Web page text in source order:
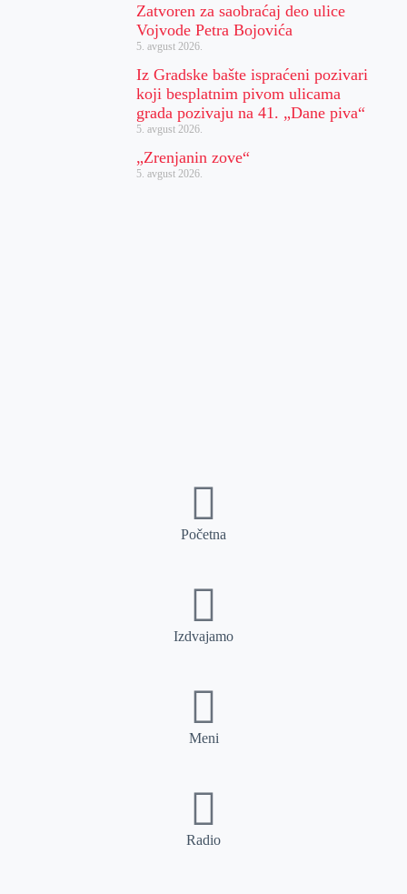
Zatvoren za saobraćaj deo ulice
Vojvode Petra Bojovića
5. avgust 2026.
Iz Gradske bašte ispraćeni pozivari
koji besplatnim pivom ulicama
grada pozivaju na 41. „Dane piva“
5. avgust 2026.
„Zrenjanin zove“
5. avgust 2026.
Početna
Izdvajamo
Meni
Radio